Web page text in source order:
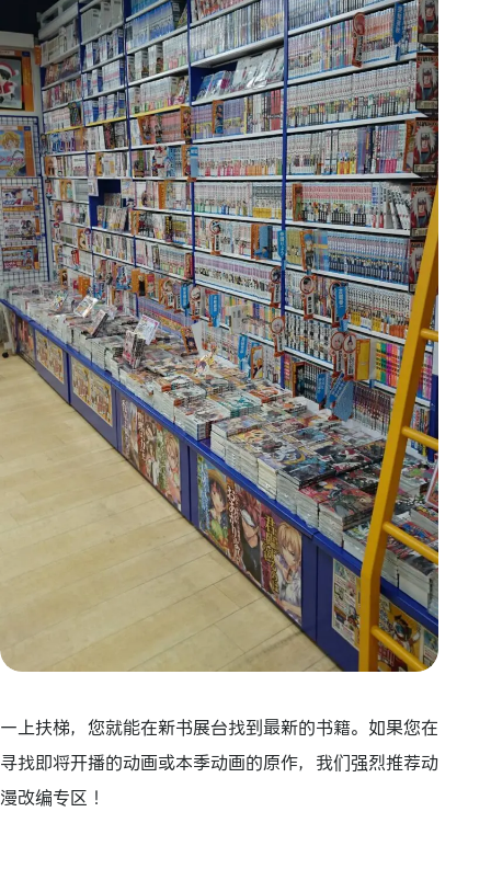
一上扶梯，您就能在新书展台找到最新的书籍。如果您在
寻找即将开播的动画或本季动画的原作，我们强烈推荐动
漫改编专区！